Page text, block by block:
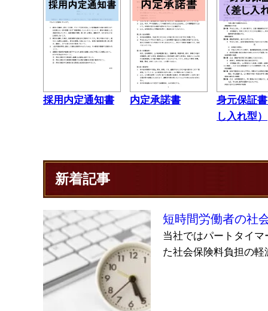
採用内定通知書 内定承諾書
身元保証
し入れ型）
新着記事
短時間労働者の社
当社ではパートタイ
た社会保険料負担の